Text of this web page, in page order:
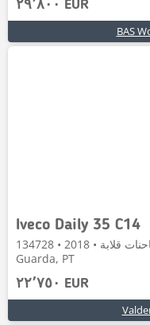
٢٩٬٨٠٠ EUR
BAS
Iveco Daily 35 C14
شاحنات قلابة • 2018 • 134728km • Vila Franca das Naves،
Guarda, PT
٢٢٬٧٥٠ EUR